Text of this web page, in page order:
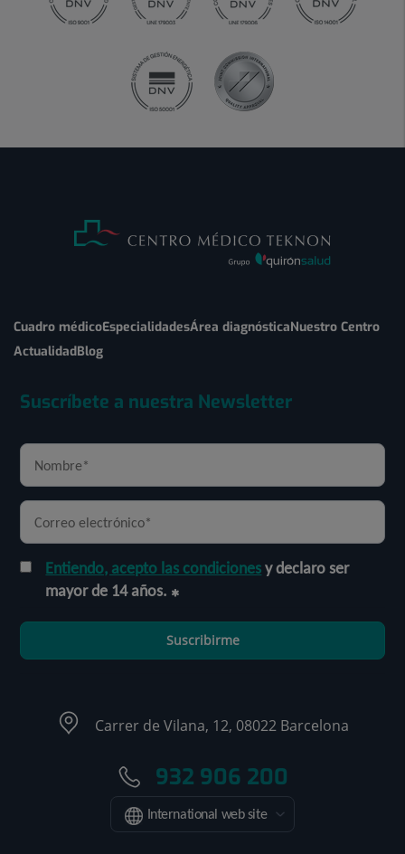
Cuadro médicoEspecialidadesÁrea diagnósticaNuestro Centro
ActualidadBlog
Suscríbete a nuestra Newsletter
Entiendo, acepto las condicionesy declaro ser
mayor de 14 años.
Suscribirme
Carrer de Vilana, 12, 08022 Barcelona
932 906 200
International web site